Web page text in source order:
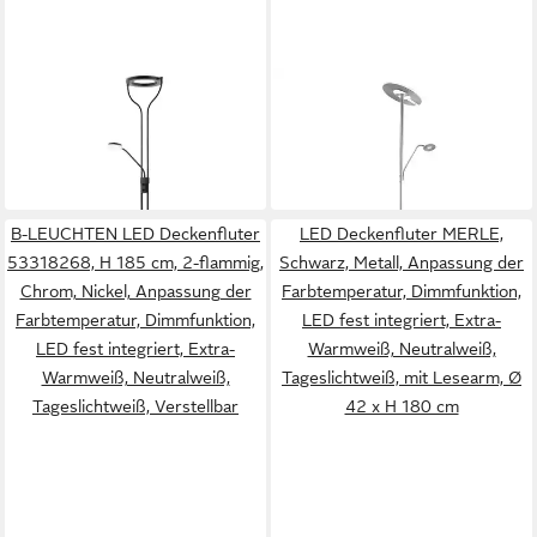
LED Deckenfluter SEATTLE,
2-flammig, H 180 cm,
in 2-3 Werktagen bei dir
FISCHER & HONSEL
LED Stehlampe
in 2-3 Werktagen bei dir
B-LEUCHTEN LED Deckenfluter
53318268, H 185 cm, 2-flammig,
Chrom, Nickel, Anpassung der
Farbtemperatur, Dimmfunktion,
LED fest integriert, Extra-
Warmweiß, Neutralweiß,
Tageslichtweiß, Verstellbar
LED Deckenfluter MERLE,
Schwarz, Metall, Anpassung der
Farbtemperatur, Dimmfunktion,
LED fest integriert, Extra-
Warmweiß, Neutralweiß,
Tageslichtweiß, mit Lesearm, Ø
42 x H 180 cm